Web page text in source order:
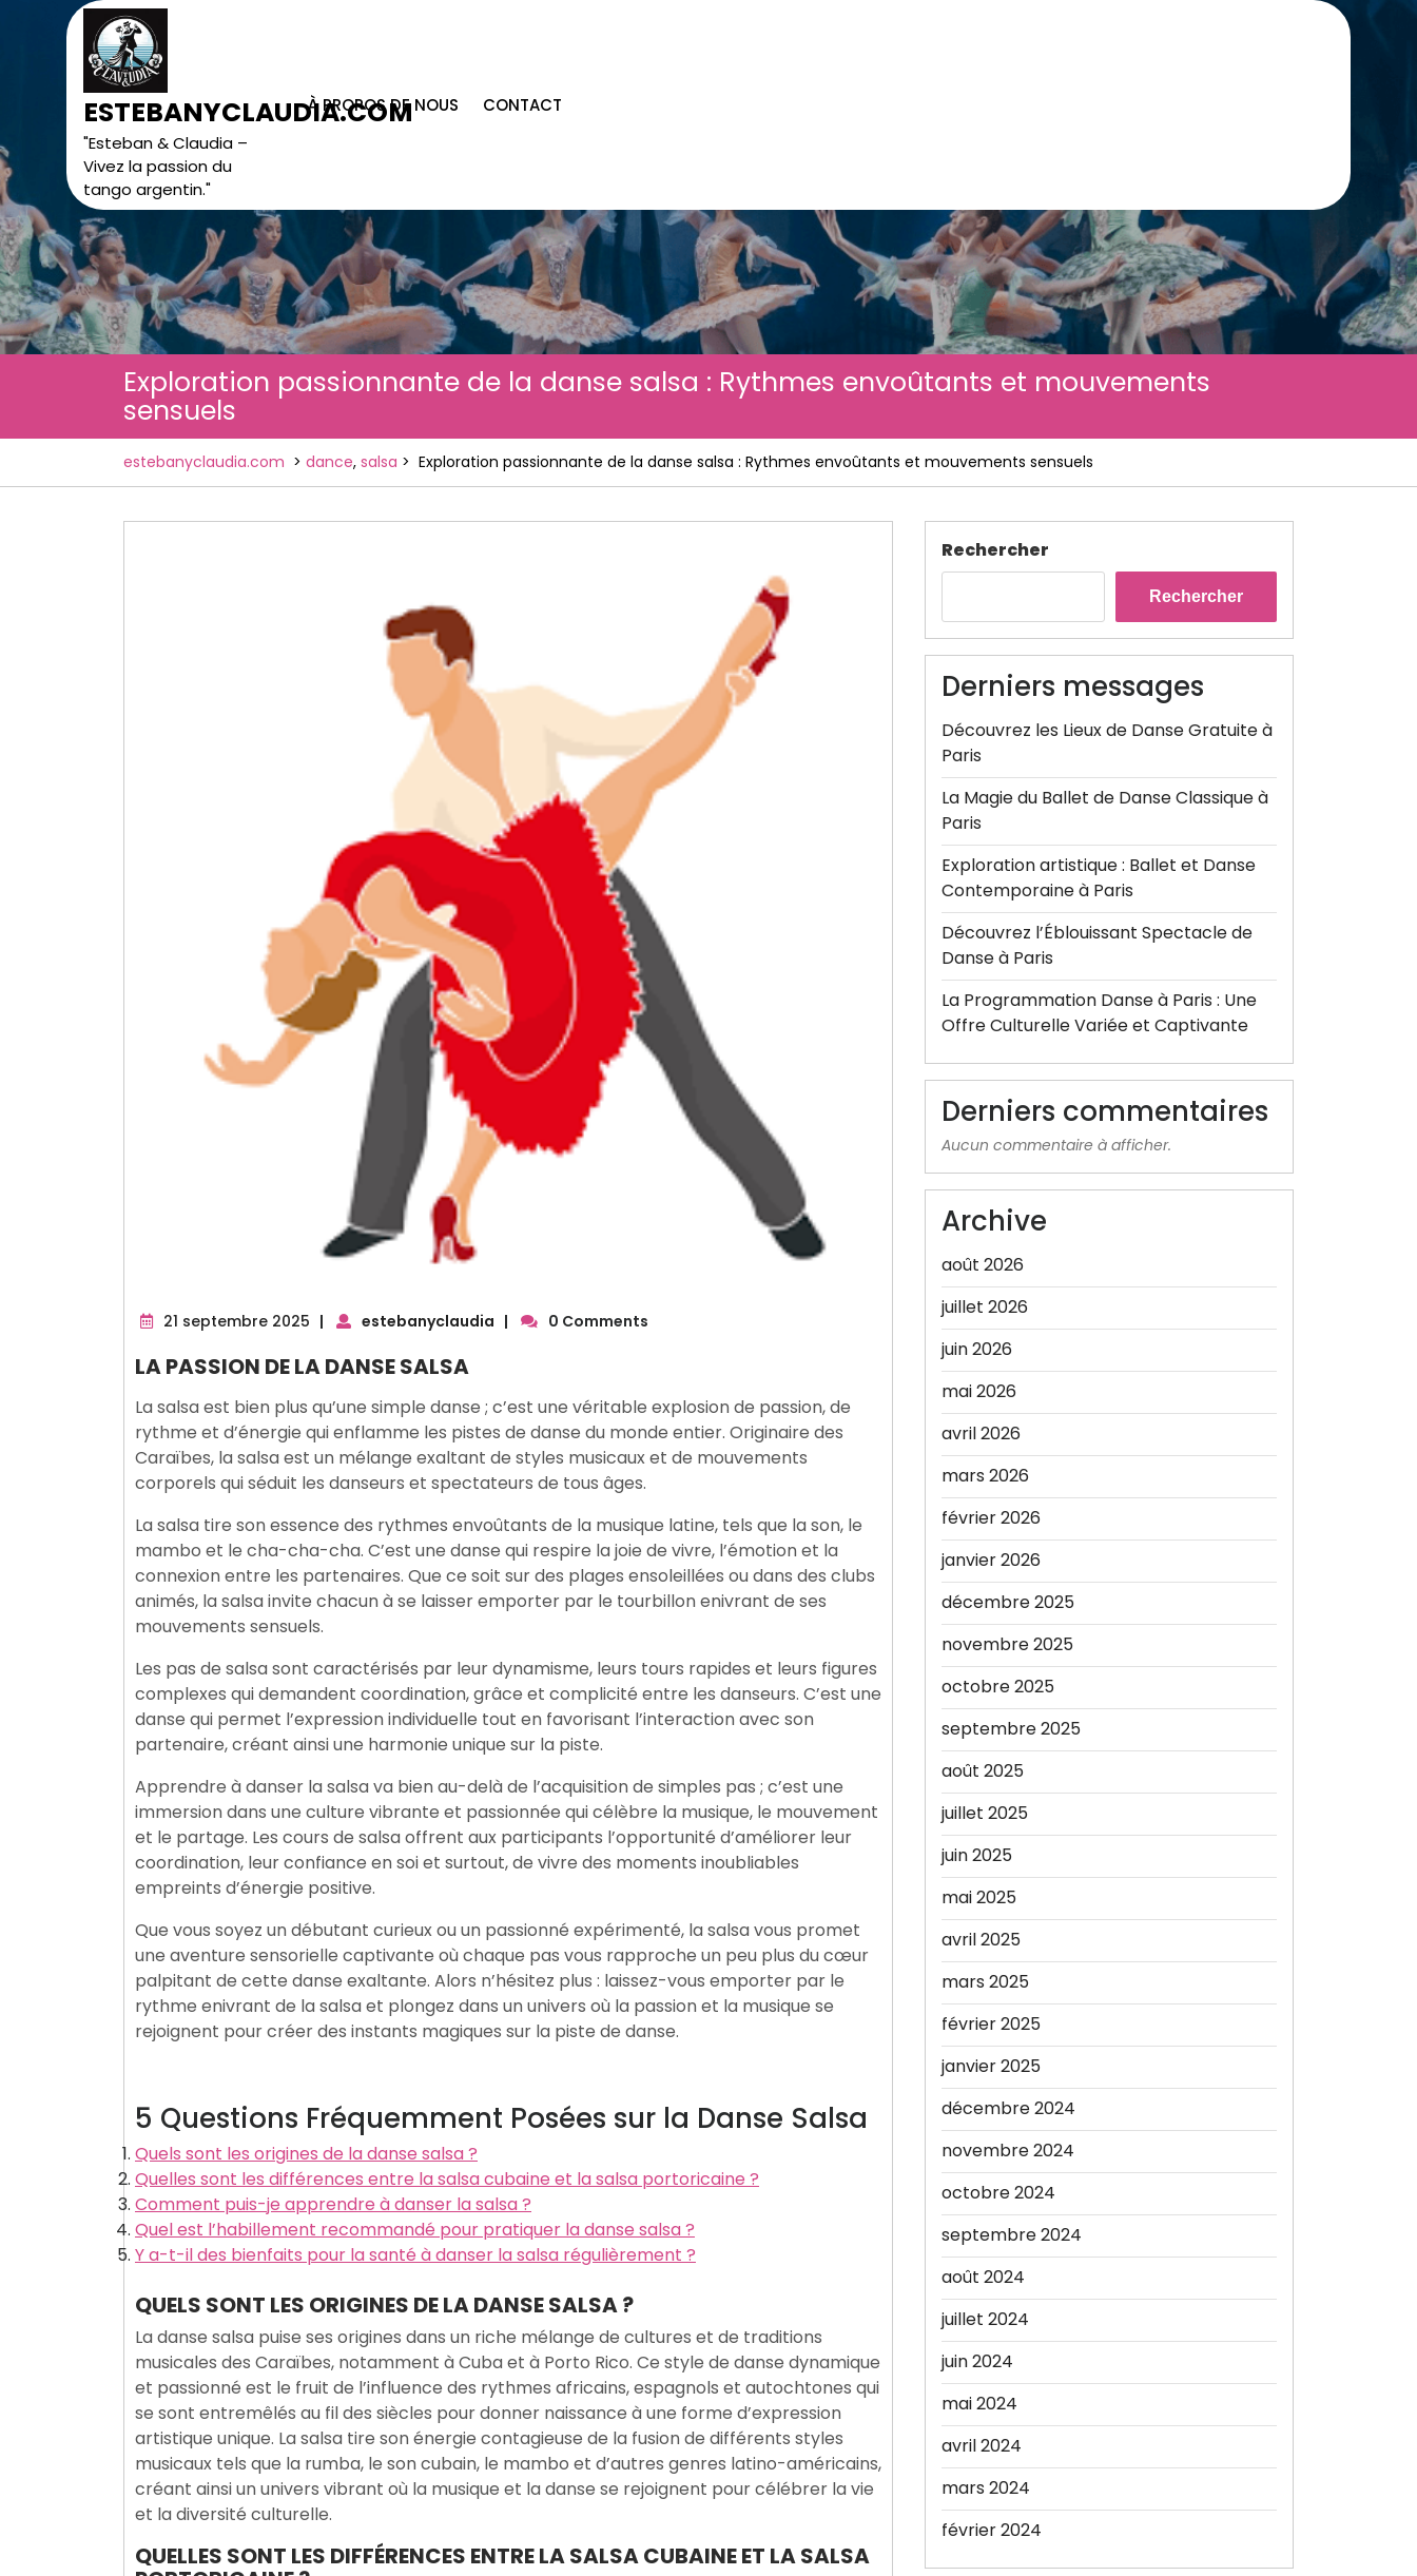
ESTEBANYCLAUDIA.COM
"Esteban & Claudia –
Vivez la passion du
tango argentin."
À PROPOS DE NOUS CONTACT
Exploration passionnante de la danse salsa : Rythmes envoûtants et mouvements
sensuels
estebanyclaudia.com > dance, salsa > Exploration passionnante de la danse salsa : Rythmes envoûtants et mouvements sensuels
21 septembre 2025 21
2025
| estebanyclaudia | 0 Comments
LA PASSION DE LA DANSE SALSA
La salsa est bien plus qu’une simple danse ; c’est une véritable explosion de passion, de
rythme et d’énergie qui enflamme les pistes de danse du monde entier. Originaire des
Caraïbes, la salsa est un mélange exaltant de styles musicaux et de mouvements
corporels qui séduit les danseurs et spectateurs de tous âges.
La salsa tire son essence des rythmes envoûtants de la musique latine, tels que la son, le
mambo et le cha-cha-cha. C’est une danse qui respire la joie de vivre, l’émotion et la
connexion entre les partenaires. Que ce soit sur des plages ensoleillées ou dans des clubs
animés, la salsa invite chacun à se laisser emporter par le tourbillon enivrant de ses
mouvements sensuels.
Les pas de salsa sont caractérisés par leur dynamisme, leurs tours rapides et leurs figures
complexes qui demandent coordination, grâce et complicité entre les danseurs. C’est une
danse qui permet l’expression individuelle tout en favorisant l’interaction avec son
partenaire, créant ainsi une harmonie unique sur la piste.
Apprendre à danser la salsa va bien au-delà de l’acquisition de simples pas ; c’est une
immersion dans une culture vibrante et passionnée qui célèbre la musique, le mouvement
et le partage. Les cours de salsa offrent aux participants l’opportunité d’améliorer leur
coordination, leur confiance en soi et surtout, de vivre des moments inoubliables
empreints d’énergie positive.
Que vous soyez un débutant curieux ou un passionné expérimenté, la salsa vous promet
une aventure sensorielle captivante où chaque pas vous rapproche un peu plus du cœur
palpitant de cette danse exaltante. Alors n’hésitez plus : laissez-vous emporter par le
rythme enivrant de la salsa et plongez dans un univers où la passion et la musique se
rejoignent pour créer des instants magiques sur la piste de danse.
5 Questions Fréquemment Posées sur la Danse Salsa
Quels sont les origines de la danse salsa ?
Quelles sont les différences entre la salsa cubaine et la salsa portoricaine ?
Comment puis-je apprendre à danser la salsa ?
Quel est l’habillement recommandé pour pratiquer la danse salsa ?
Y a-t-il des bienfaits pour la santé à danser la salsa régulièrement ?
QUELS SONT LES ORIGINES DE LA DANSE SALSA ?
La danse salsa puise ses origines dans un riche mélange de cultures et de traditions
musicales des Caraïbes, notamment à Cuba et à Porto Rico. Ce style de danse dynamique
et passionné est le fruit de l’influence des rythmes africains, espagnols et autochtones qui
se sont entremêlés au fil des siècles pour donner naissance à une forme d’expression
artistique unique. La salsa tire son énergie contagieuse de la fusion de différents styles
musicaux tels que la rumba, le son cubain, le mambo et d’autres genres latino-américains,
créant ainsi un univers vibrant où la musique et la danse se rejoignent pour célébrer la vie
et la diversité culturelle.
QUELLES SONT LES DIFFÉRENCES ENTRE LA SALSA CUBAINE ET LA SALSA
Rechercher
Rechercher
Derniers messages
Découvrez les Lieux de Danse Gratuite à
Paris
La Magie du Ballet de Danse Classique à
Paris
Exploration artistique : Ballet et Danse
Contemporaine à Paris
Découvrez l’Éblouissant Spectacle de
Danse à Paris
La Programmation Danse à Paris : Une
Offre Culturelle Variée et Captivante
Derniers commentaires
Aucun commentaire à afficher.
Archive
août 2026
juillet 2026
juin 2026
mai 2026
avril 2026
mars 2026
février 2026
janvier 2026
décembre 2025
novembre 2025
octobre 2025
septembre 2025
août 2025
juillet 2025
juin 2025
mai 2025
avril 2025
mars 2025
février 2025
janvier 2025
décembre 2024
novembre 2024
octobre 2024
septembre 2024
août 2024
juillet 2024
juin 2024
mai 2024
avril 2024
mars 2024
février 2024